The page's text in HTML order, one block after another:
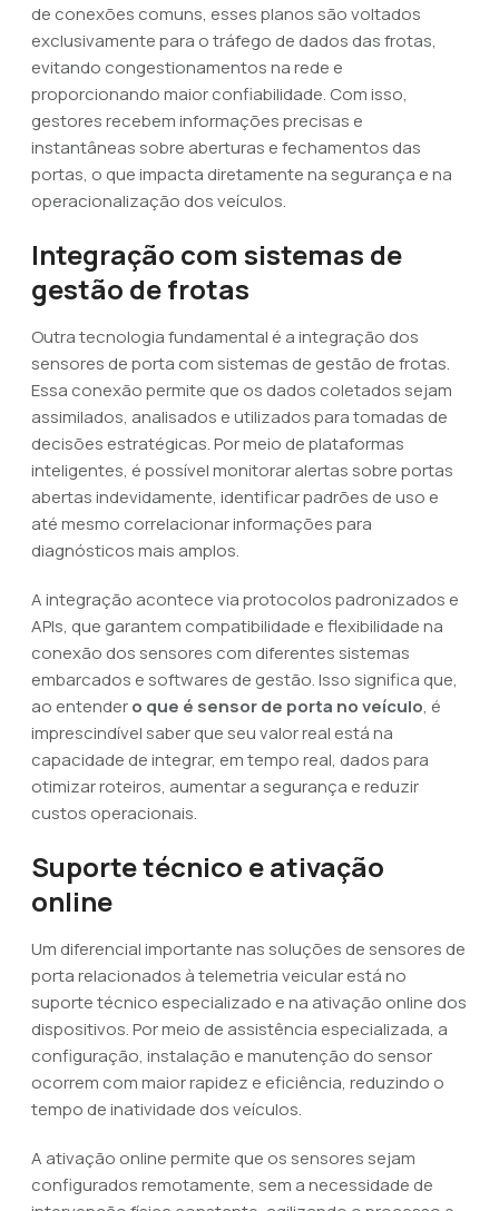
de conexões comuns, esses planos são voltados
exclusivamente para o tráfego de dados das frotas,
evitando congestionamentos na rede e
proporcionando maior confiabilidade. Com isso,
gestores recebem informações precisas e
instantâneas sobre aberturas e fechamentos das
portas, o que impacta diretamente na segurança e na
operacionalização dos veículos.
Integração com sistemas de
gestão de frotas
Outra tecnologia fundamental é a integração dos
sensores de porta com sistemas de gestão de frotas.
Essa conexão permite que os dados coletados sejam
assimilados, analisados e utilizados para tomadas de
decisões estratégicas. Por meio de plataformas
inteligentes, é possível monitorar alertas sobre portas
abertas indevidamente, identificar padrões de uso e
até mesmo correlacionar informações para
diagnósticos mais amplos.
A integração acontece via protocolos padronizados e
APIs, que garantem compatibilidade e flexibilidade na
conexão dos sensores com diferentes sistemas
embarcados e softwares de gestão. Isso significa que,
ao entendero que é sensor de porta no veículo, é
imprescindível saber que seu valor real está na
capacidade de integrar, em tempo real, dados para
otimizar roteiros, aumentar a segurança e reduzir
custos operacionais.
Suporte técnico e ativação
online
Um diferencial importante nas soluções de sensores de
porta relacionados à telemetria veicular está no
suporte técnico especializado e na ativação online dos
dispositivos. Por meio de assistência especializada, a
configuração, instalação e manutenção do sensor
ocorrem com maior rapidez e eficiência, reduzindo o
tempo de inatividade dos veículos.
A ativação online permite que os sensores sejam
configurados remotamente, sem a necessidade de